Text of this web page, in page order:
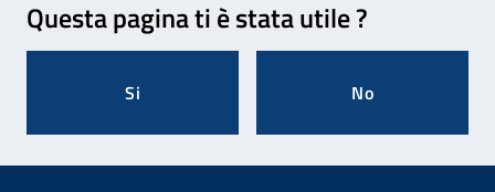
Questa pagina ti è stata utile ?
Si No